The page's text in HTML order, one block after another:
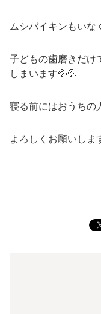
ムシバイキンもいな
子どもの歯磨きだけ
しまいます💦💦
寝る前にはおうちの
よろしくお願いしま